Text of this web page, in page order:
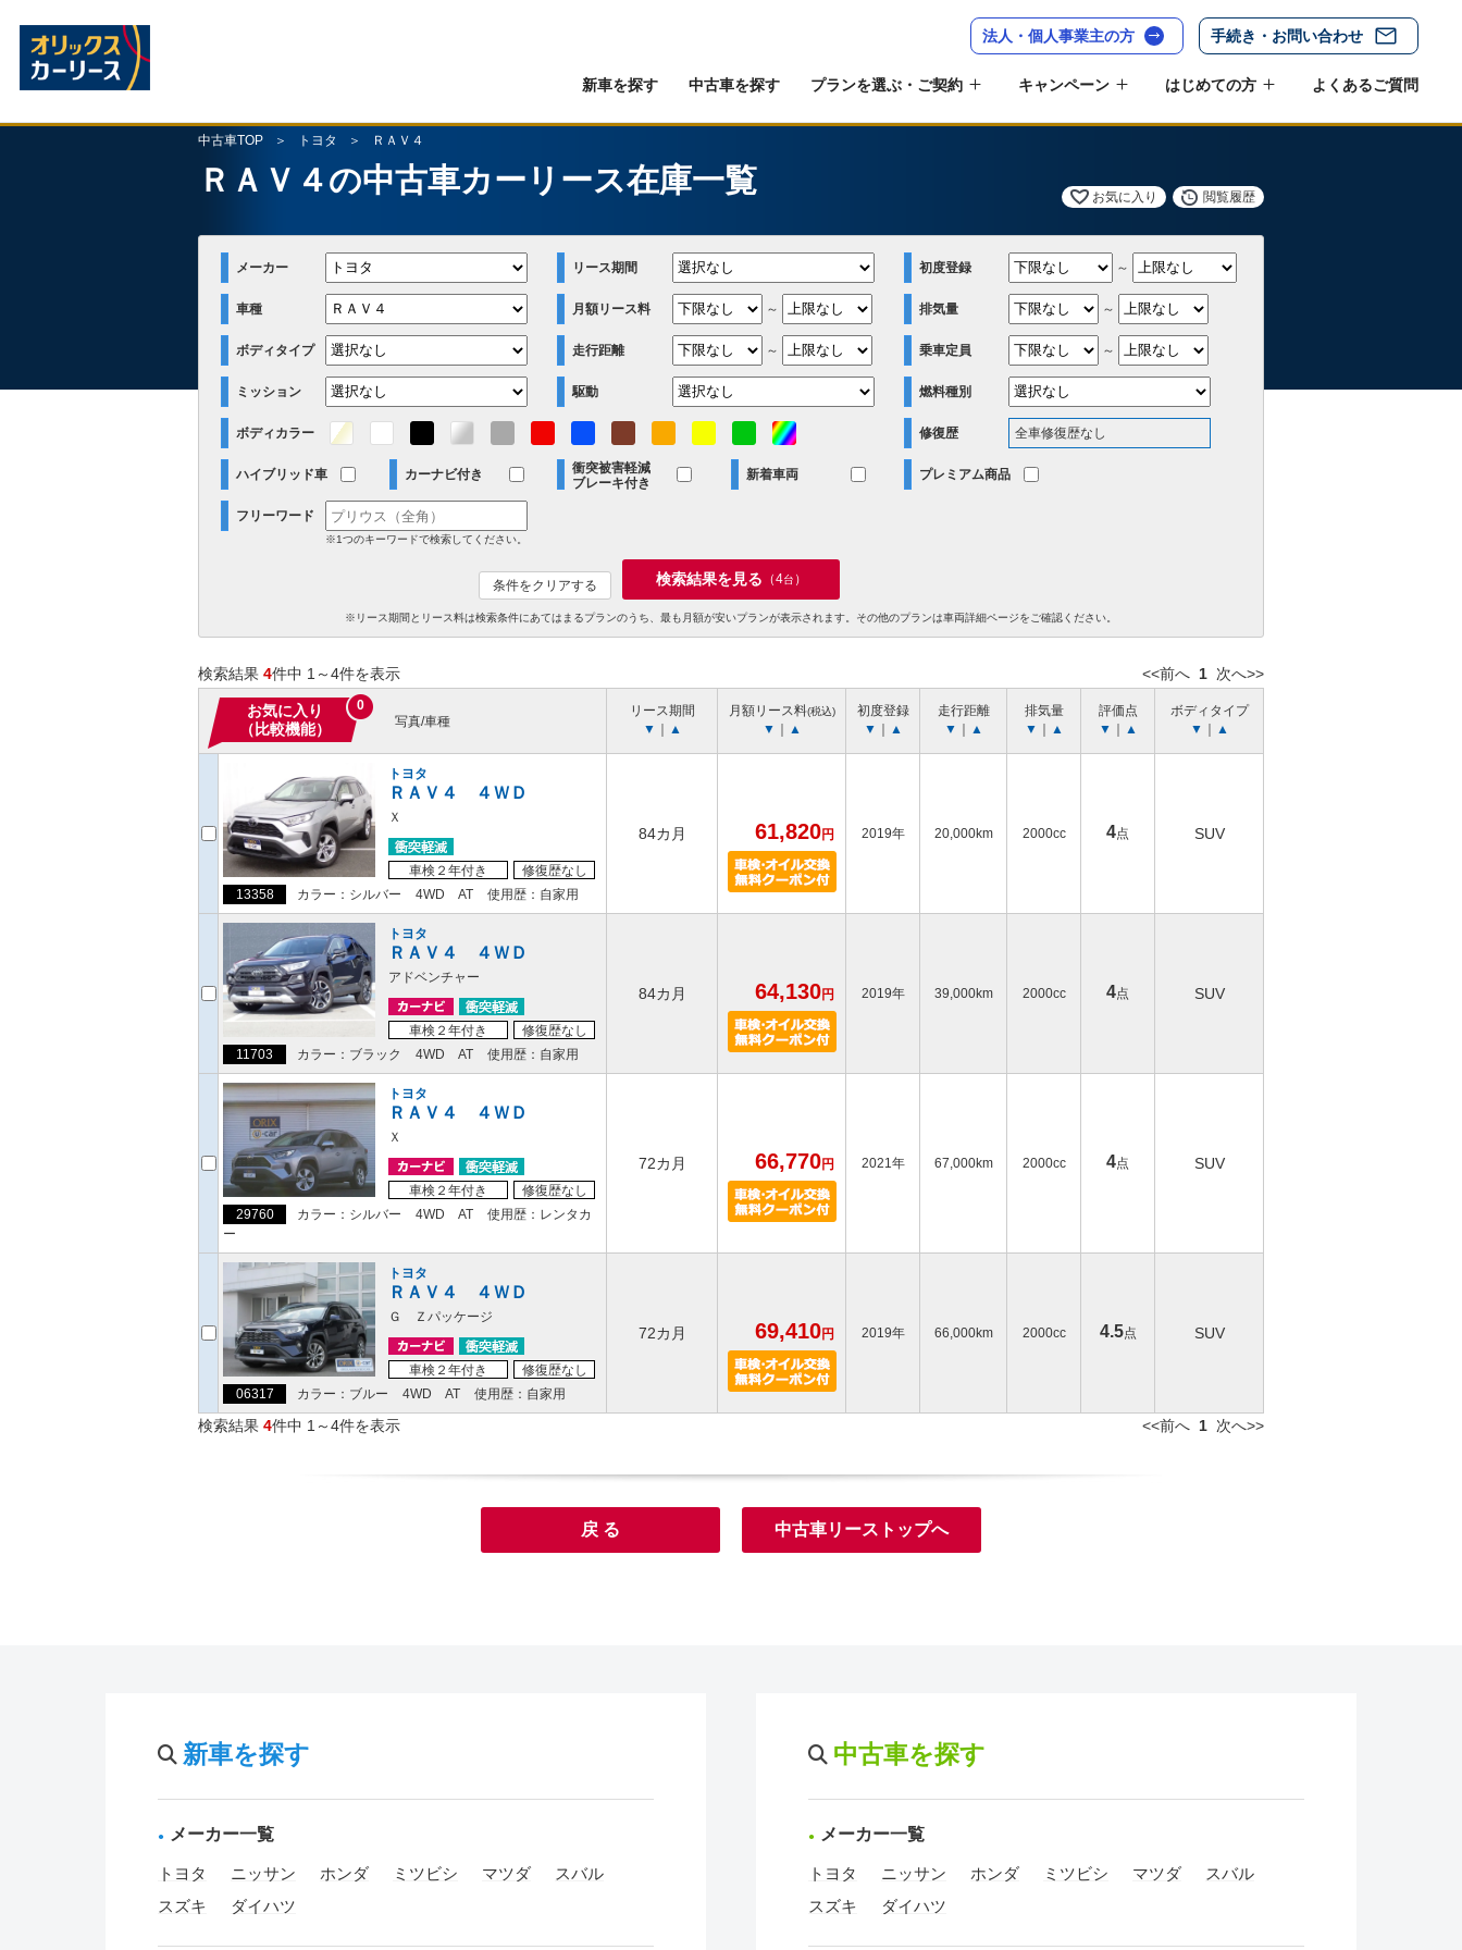
法人・個人事業主の方 手続き・お問い合わせ
新車を探す 中古車を探す プランを選ぶ・ご契約 キャンペーン はじめての方 よくあるご質問
中古車TOP トヨタ ＲＡＶ４
ＲＡＶ４の中古車カーリース在庫一覧 お気に入り 閲覧履歴
メーカー リース期間 初度登録 ～
車種 月額リース料 ～ 排気量 ～
ボディタイプ 走行距離 ～ 乗車定員 ～
ミッション 駆動 燃料種別
ボディカラー 修復歴 全車修復歴なし
ハイブリッド車 カーナビ付き
衝突被害軽減
ブレーキ付き
新着車両 プレミアム商品
フリーワード
※1つのキーワードで検索してください。
条件をクリアする 検索結果を見る （4台 ）
※リース期間とリース料は検索条件にあてはまるプランのうち、最も月額が安いプランが表示されます。その他のプランは車両詳細ページをご確認ください。
検索結果 4件中 1～4件を表示 <<前へ 1 次へ>>
お気に入り
（比較機能）
0
写真/車種
リース期間
▼
▲
月額リース料(税込)
▼ ▲
初度登録
▼
▲
走行距離
▼
▲
排気量
▼
▲
評価点
▼
▲
ボディタイプ
▼
▲
トヨタ
ＲＡＶ４ ４ＷＤ
Ｘ
車検２年付き
修復歴なし
13358
カラー：シルバー 4WD AT 使用歴：自家用
84カ月 61,820円 2019年 20,000km 2000cc 4点 SUV
トヨタ
ＲＡＶ４ ４ＷＤ
アドベンチャー
車検２年付き
修復歴なし
11703
カラー：ブラック 4WD AT 使用歴：自家用
84カ月 64,130円 2019年 39,000km 2000cc 4点 SUV
トヨタ
ＲＡＶ４ ４ＷＤ
Ｘ
車検２年付き
修復歴なし
29760
カラー：シルバー 4WD AT
使用歴：レンタカ
ー
72カ月 66,770円 2021年 67,000km 2000cc 4点 SUV
トヨタ
ＲＡＶ４ ４ＷＤ
Ｇ Ｚパッケージ
車検２年付き
修復歴なし
06317
カラー：ブルー 4WD AT 使用歴：自家用
72カ月 69,410円 2019年 66,000km 2000cc 4.5点 SUV
検索結果 4件中 1～4件を表示 <<前へ 1 次へ>>
戻 る 中古車リーストップへ
新車を探す
メーカー一覧
トヨタ ニッサン ホンダ ミツビシ マツダ
スバル
スズキ
ダイハツ
中古車を探す
メーカー一覧
トヨタ ニッサン ホンダ ミツビシ マツダ
スバル
スズキ
ダイハツ